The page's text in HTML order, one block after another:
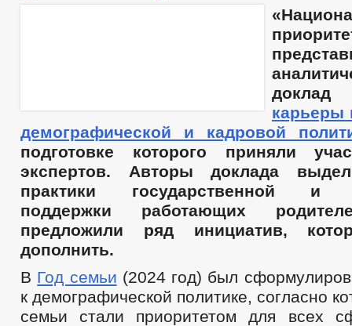
карьеры
демографической и кадровой
подготовке которого приняли
экспертов. Авторы доклада
практики государственной и
поддержки работающих
предложили ряд инициатив,
дополнить.
В Год семьи (2024 год) был
к демографической политике, согласно
семьи стали приоритетом для всех